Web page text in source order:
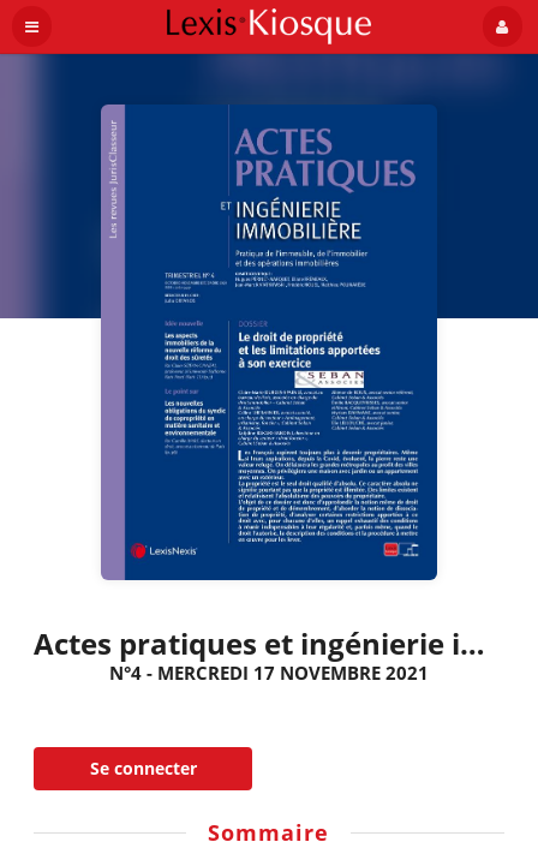
Actes pratiques et ingénierie immobilière
N°4 - MERCREDI 17 NOVEMBRE 2021
Se connecter
Sommaire